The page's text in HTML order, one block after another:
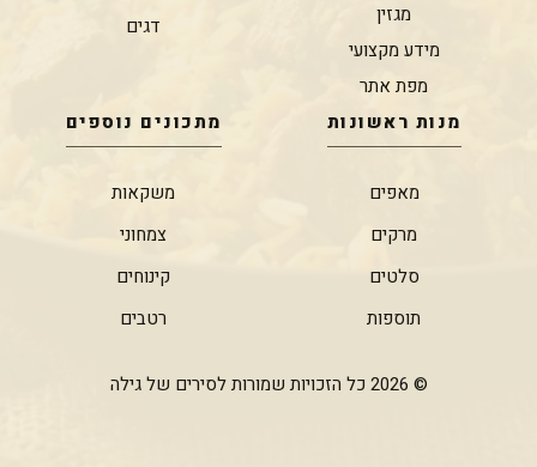
מגזין
מידע מקצועי
מפת אתר
דגים
מנות ראשונות
מאפים
מרקים
סלטים
תוספות
מתכונים נוספים
משקאות
צמחוני
קינוחים
רטבים
© 2026 כל הזכויות שמורות לסירים של גילה